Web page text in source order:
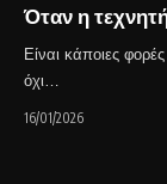
Όταν η
Είναι κάποιες
όχι…
16/01/2026